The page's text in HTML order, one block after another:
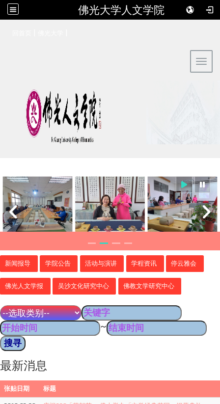
佛光大学人文学院
新闻报导 学院公告 活动与演讲 学程资讯 停云雅会
佛光人文学报 吴沙文化研究中心 佛教文学研究中心
~
最新消息
张贴日期 标题